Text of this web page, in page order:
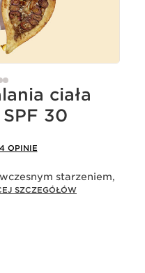
ciała
30
4 OPINIE
starzeniem,
SZCZEGÓŁÓW